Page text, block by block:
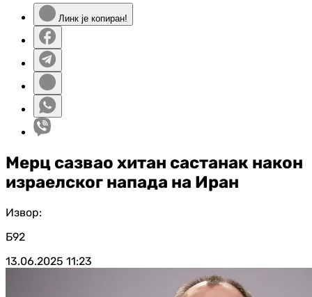
Линк је копиран!
Мерц сазвао хитан састанак након
израелског напада на Иран
Извор:
Б92
13.06.2025 11:23